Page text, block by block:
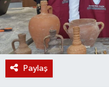
Paylaş